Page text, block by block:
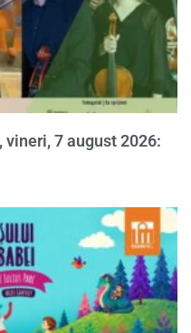
7 august 2026: